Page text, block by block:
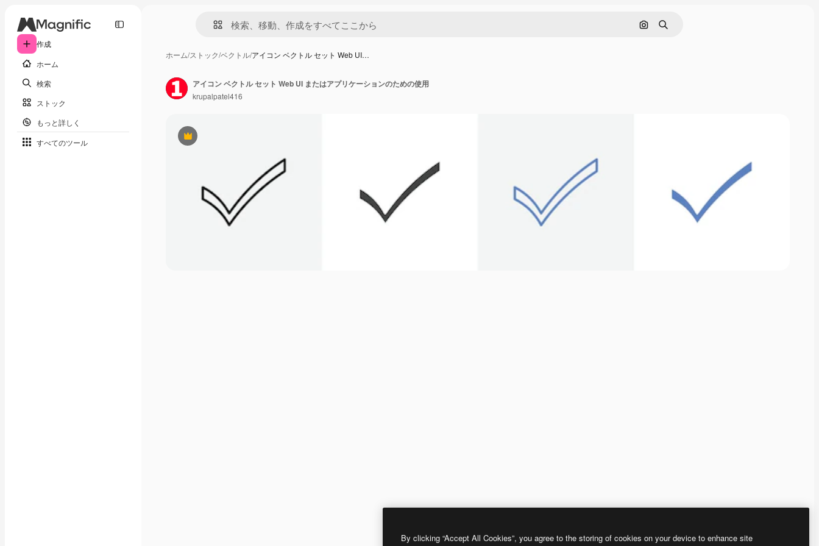
作成
ホーム
検索
ストック
もっと詳しく
すべてのツール
画像で検索
検索
ホーム/ストック/ベクトル/アイコン ベクトル セット Web UI…
Premium
アイコン ベクトル セット Web UI またはアプリケーションのための使用
krupalpatel416
By clicking “Accept All Cookies”, you agree to the storing of cookies on your device to enhance site